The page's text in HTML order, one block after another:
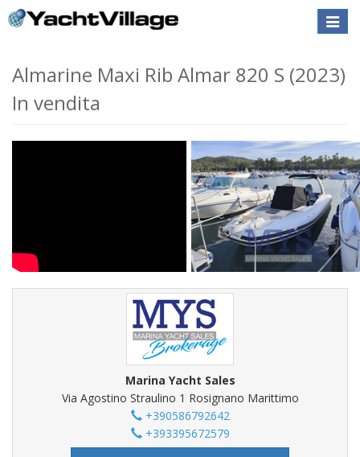
Toggle
Almarine Maxi Rib Almar 820 S (2023)
In vendita
Marina Yacht Sales
Via Agostino Straulino 1 Rosignano Marittimo
+390586792642
+393395672579